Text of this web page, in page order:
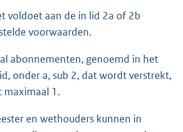
voldoet aan de in lid 2a of 2b
voorwaarden.
abonnementen, genoemd in het
onder a, sub 2, dat wordt verstrekt,
maximaal 1.
en wethouders kunnen in